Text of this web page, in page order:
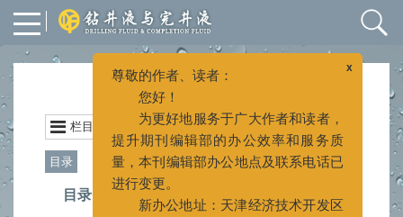
2015年 第32卷 第1期
栏目 封面 上一期 |下一期
目录
目录
x
尊敬的作者、读者：
您好！
为更好地服务于广大作者和读者，
提升期刊编辑部的办公效率和服务质
量，本刊编辑部办公地点及联系电话已
进行变更。
新办公地址：天津经济技术开发区
第二大街83号中国石油天津大厦A517